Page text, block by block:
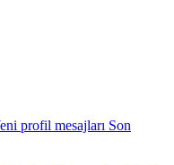
profil mesajları Son